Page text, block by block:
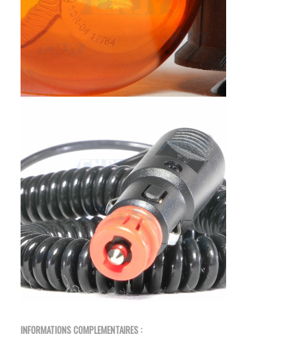
INFORMATIONS COMPLEMENTAIRES :